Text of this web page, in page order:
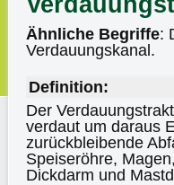
Ähnliche Begriffe:
Verdauungskanal.
Definition:
Der
verdaut um daraus
zurückbleibende
Speiseröhre,
Dickdarm und